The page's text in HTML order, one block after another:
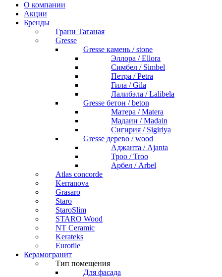
О компании
Акции
Бренды
Грани Таганая
Gresse
Gresse камень / stone
Эллора / Ellora
Симбел / Simbel
Петра / Petra
Гила / Gila
Лалибэла / Lalibela
Gresse бетон / beton
Матера / Matera
Мадаин / Madain
Сигирия / Sigiriya
Gresse дерево / wood
Аджанта / Ajanta
Троо / Troo
Арбел / Arbel
Atlas concorde
Kerranova
Grasaro
Staro
StaroSlim
STARO Wood
NT Ceramic
Kerateks
Eurotile
Керамогранит
Тип помещения
Для фасада